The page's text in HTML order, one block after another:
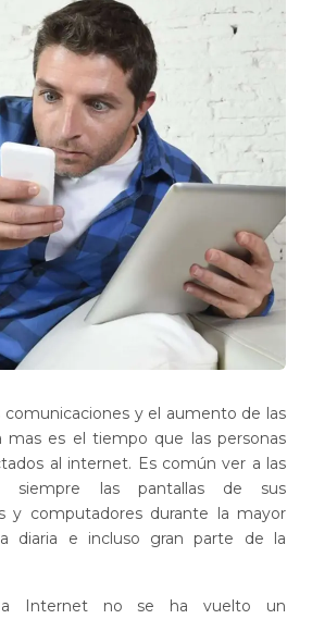
y el aumento de las
mas es el tiempo que las personas
al internet. Es común ver a las
siempre las pantallas de sus
y computadores durante la mayor
diaria e incluso gran parte de la
a Internet no se ha vuelto un